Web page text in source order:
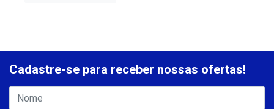
Cadastre-se para receber nossas ofertas!